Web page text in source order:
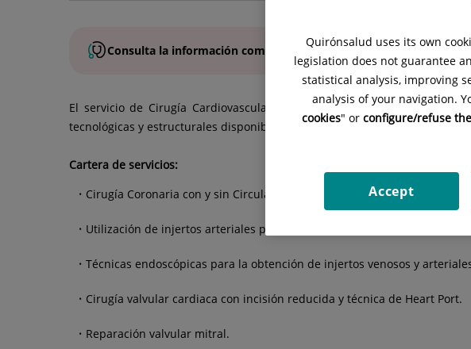
Consulta la información completa de estaespecialidaden laweb
El servicio de Cirugía Cardiovascular del Hospital Quirónsalud
tecnológicas y estructurales disponibles dentro del Complejo
Cartera de servicios:
Cirugía Coronaria con y sin Circulación Extracorpórea.
Utilización de injertos arteriales para la revascularización coronaria.
Técnicas endoscópicas para la obtención de injertos venosos y
Cirugía valvular cardiaca con incisión reducida y técnica de Heart Port.
Reparación valvular mitral.
Quirónsalud uses its own
legislation does not guarantee
statistical analysis, improving
analysis of your navigation.
cookies" or configure/refuse
Accept